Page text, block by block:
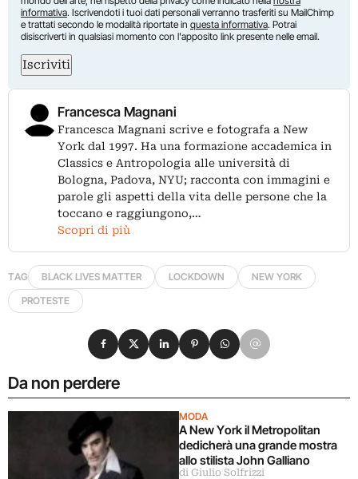
informativa. Iscrivendoti i tuoi dati personali verranno trasferiti su MailChimp
e trattati secondo le modalità riportate in questa informativa. Potrai
disiscriverti in qualsiasi momento con l'apposito link presente nelle email.
Iscriviti
Francesca Magnani
Francesca Magnani scrive e fotografa a New
York dal 1997. Ha una formazione accademica in
Classics e Antropologia alle università di
Bologna, Padova, NYU; racconta con immagini e
parole gli aspetti della vita delle persone che la
toccano e raggiungono,…
Scopri di più
TAG BLACK LIVES MATTER LOCKDOWN
NEW YORK
PROTESTE
Da non perdere
MODA
A New York il Metropolitan
dedicherà una grande mostra
allo stilista John Galliano
di Giulio Solfrizzi
Condividi su Facebook
Condividi su X
Condividi su LinkedIn
Condividi su Pinterest
Condividi su WhatsApp
Condividi su Email